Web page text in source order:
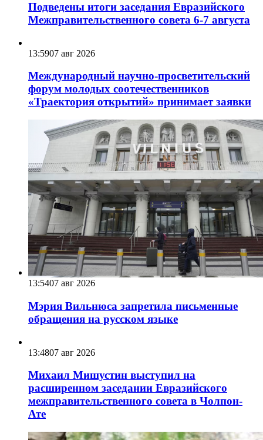
Подведены итоги заседания Евразийского
Межправительственного совета 6-7 августа
13:5907 авг 2026
Международный научно-просветительский
форум молодых соотечественников
«Траектория открытий» принимает заявки
13:5407 авг 2026
Мэрия Вильнюса запретила письменные
обращения на русском языке
13:4807 авг 2026
Михаил Мишустин выступил на
расширенном заседании Евразийского
межправительственного совета в Чолпон-
Ате